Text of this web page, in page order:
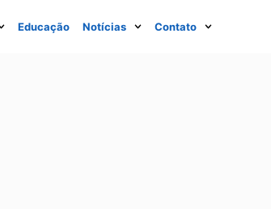
Educação Notícias Contato